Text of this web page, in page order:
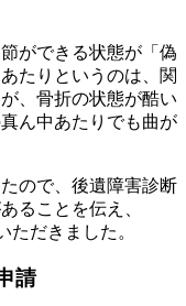
ができる状態が「偽
たりというのは、関
、骨折の状態が酷い
ん中あたりでも曲が
ので、後遺障害診断
ることを伝え、
ただきました。
請